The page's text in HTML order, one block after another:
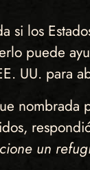
si los
puede
UU. para
nombrada
un